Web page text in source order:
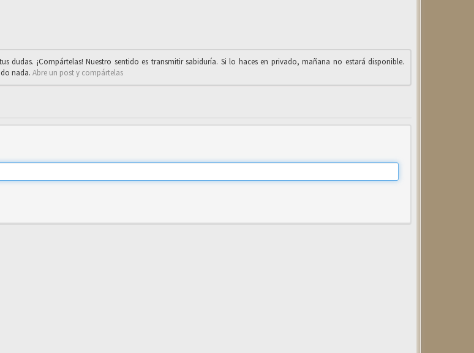
dudas. ¡Compártelas! Nuestro sentido es transmitir sabiduría. Si lo haces en privado, mañana no estará disponible.
nada. Abre un post y compártelas